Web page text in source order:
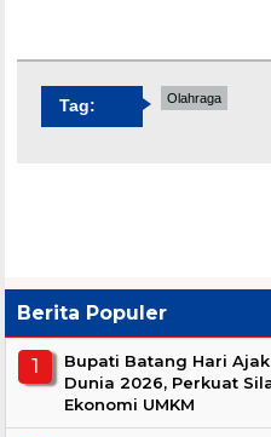
Tag: Olahraga
Berita Populer
Bupati Batang Hari
Dunia 2026, Perkuat
Ekonomi UMKM